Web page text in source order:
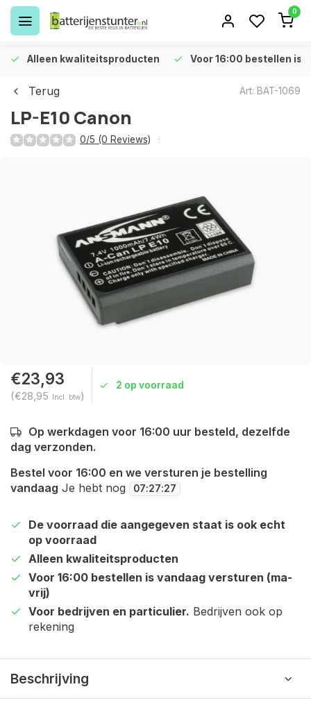
0
Alleen kwaliteitsproducten Voor 16:00 bestellen is
Terug Art: BAT-1069
LP-E10 Canon
0/5 (0 Reviews)
€23,93
(€28,95 Incl. btw)
2 op voorraad
Op werkdagen voor 16:00 uur besteld, dezelfde
dag verzonden.
Bestel voor 16:00 en we versturen je bestelling
vandaag Je hebt nog 07:27:27
De voorraad die aangegeven staat is ook echt
op voorraad
Alleen kwaliteitsproducten
Voor 16:00 bestellen is vandaag versturen (ma-
vrij)
Voor bedrijven en particulier. Bedrijven ook op
rekening
Beschrijving